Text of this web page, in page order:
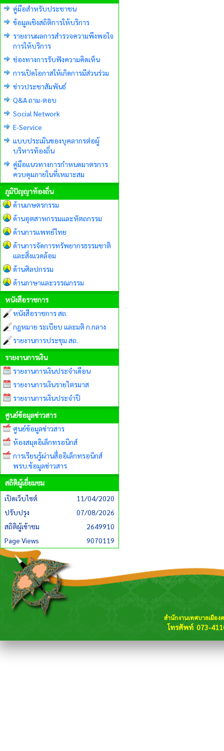
คู่มือสำหรับประชาชน
ข้อมูลเชิงสถิติการให้บริการ
รายงานผลการสำรวจความพึงพอใจ
การให้บริการ
ช่องทางการรับฟังความคิดเห็น
การเปิดโอกาสให้เกิดการมีส่วนร่วม
ข่าวประชาสัมพันธ์
Q&A ถาม-ตอบ
Social Network
E-Service
แบบประเมินของบุคลากรต่อผู้
บริหารท้องถิ่น
คู่มือแนวทางการกำหนดมาตรการ
ควบคุมภายในที่เหมาะสม
ภูมิปัญญาท้องถิ่น
ด้านเกษตรกรรม
ด้านอุตสาหกรรมและหัตถกรรม
ด้านการแพทย์ไทย
ด้านการจัดการทรัพยากรธรรมชาติ
และสิ่งแวดล้อม
ด้านศิลปกรรม
ด้านภาษาและวรรณกรรม
หนังสือราชการ
หนังสือราชการ สถ.
กฎหมาย ระเบียบ และมติ ก.กลาง
รายงานการประชุม สถ.
รายงานการเงิน
รายงานการเงินประจำเดือน
รายงานการเงินรายไตรมาส
รายงานการเงินประจำปี
ศูนย์ข้อมูลข่าวสาร
ศูนย์ข้อมูลข่าวสาร
ห้องสมุดอิเล็กทรอนิกส์
การเรียนรู้ผ่านสื่ออิเล็กทรอนิกส์
พรบ.ข้อมูลข่าวสาร
สถิติผู้เยี่ยมชม
เปิดเว็บไซต์
11/04/2020
ปรับปรุง
07/08/2026
สถิติผู้เข้าชม
2649910
Page Views
9070119
สำนักงานเทศบาลเมือ
โทรศัพท์ 073-